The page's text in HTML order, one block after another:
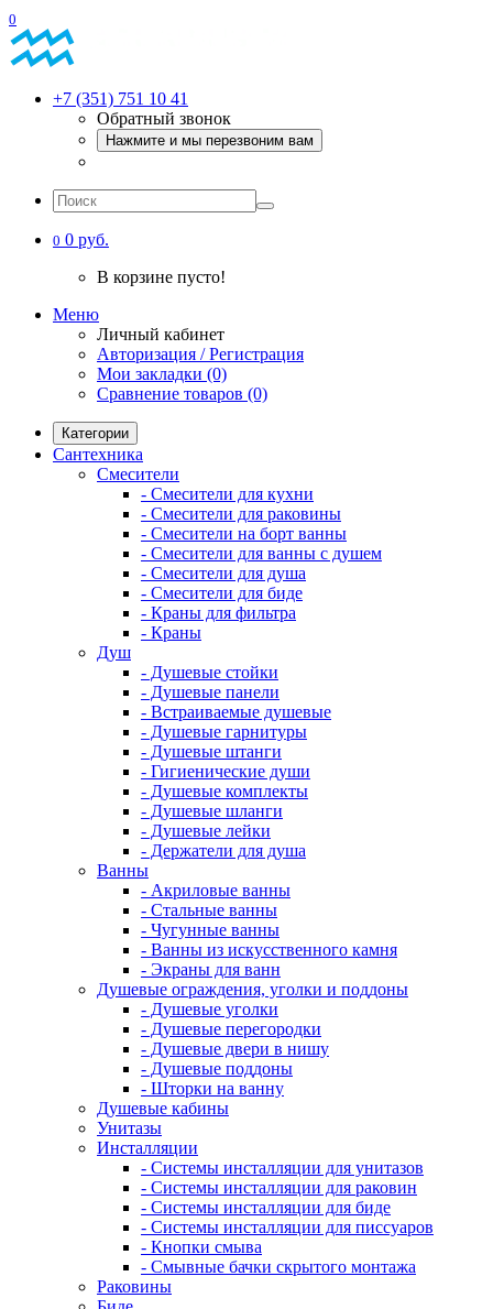
0
+7 (351) 751 10 41
Обратный звонок
Нажмите и мы перезвоним вам
0 0 руб.
В корзине пусто!
Меню
Личный кабинет
Авторизация / Регистрация
Мои закладки (0)
Сравнение товаров (0)
Категории
Сантехника
Смесители
- Смесители для кухни
- Смесители для раковины
- Смесители на борт ванны
- Смесители для ванны с душем
- Смесители для душа
- Смесители для биде
- Краны для фильтра
- Краны
Душ
- Душевые стойки
- Душевые панели
- Встраиваемые душевые
- Душевые гарнитуры
- Душевые штанги
- Гигиенические души
- Душевые комплекты
- Душевые шланги
- Душевые лейки
- Держатели для душа
Ванны
- Акриловые ванны
- Стальные ванны
- Чугунные ванны
- Ванны из искусственного камня
- Экраны для ванн
Душевые ограждения, уголки и поддоны
- Душевые уголки
- Душевые перегородки
- Душевые двери в нишу
- Душевые поддоны
- Шторки на ванну
Душевые кабины
Унитазы
Инсталляции
- Системы инсталляции для унитазов
- Системы инсталляции для раковин
- Системы инсталляции для биде
- Системы инсталляции для писсуаров
- Кнопки смыва
- Смывные бачки скрытого монтажа
Раковины